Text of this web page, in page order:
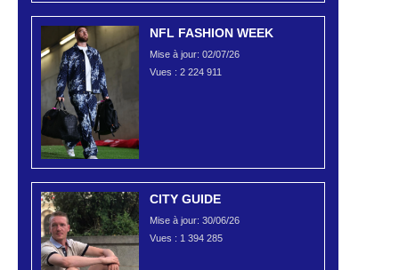
NFL FASHION WEEK
Mise à jour: 02/07/26
Vues : 2 224 911
CITY GUIDE
Mise à jour: 30/06/26
Vues : 1 394 285